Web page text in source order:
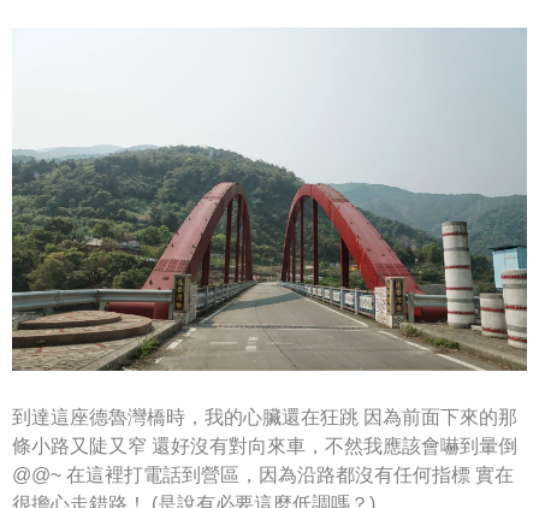
到達這座德魯灣橋時，我的心臟還在狂跳 因為前面下來的那
條小路又陡又窄 還好沒有對向來車，不然我應該會嚇到暈倒
@@~ 在這裡打電話到營區，因為沿路都沒有任何指標 實在
很擔心走錯路！
(是說有必要這麼低調嗎？)